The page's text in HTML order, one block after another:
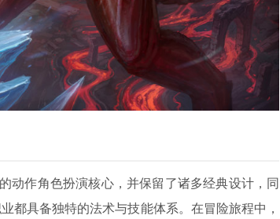
动作角色扮演核心，并保留了诸多经典设计，同
都具备独特的法术与技能体系。在冒险旅程中，